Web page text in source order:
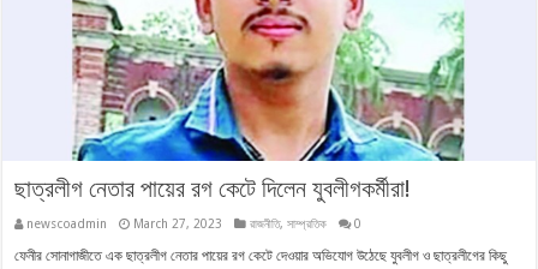
ছাত্রলীগ নেতার পায়ের রগ কেটে দিলেন যুবলীগকর্মীরা!
newscoadmin March 27, 2023 রাজনীতি,সাম্প্রতিক 0
ফেনীর সোনাগাজীতে এক ছাত্রলীগ নেতার পায়ের রগ কেটে দেওয়ার অভিযোগ উঠেছে যুবলীগ ও ছাত্রলীগের কিছু